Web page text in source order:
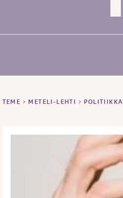
TEME > METELI-LEHTI > POLITIIKKA